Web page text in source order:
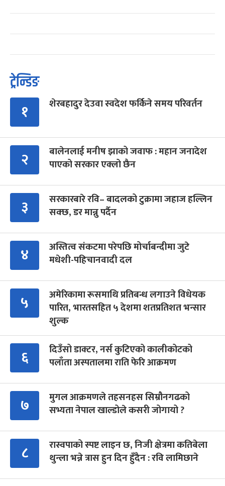
ट्रेन्डिङ
१ शेरबहादुर देउवा स्वदेश फर्किने समय परिवर्तन
२
बालेनलाई मनीष झाको जवाफ : महान जनादेश
पाएको सरकार एक्लो छैन
३
सरकारबारे रवि– बादलको टुक्रामा जहाज हल्लिन
सक्छ, डर मान्नु पर्दैन
४
अस्तित्व संकटमा परेपछि मोर्चाबन्दीमा जुटे
मधेशी-पहिचानवादी दल
५
अमेरिकामा रूसमाथि प्रतिबन्ध लगाउने विधेयक
पारित, भारतसहित ५ देशमा शतप्रतिशत भन्सार
शुल्क
६
दिउँसो डाक्टर, नर्स कुटिएको कालीकोटको
पलाँता अस्पतालमा राति फेरि आक्रमण
७
मुगल आक्रमणले तहसनहस सिम्रौनगढको
सभ्यता नेपाल खाल्डोले कसरी जोगायो ?
८
रास्वपाको स्पष्ट लाइन छ, निजी क्षेत्रमा कतिबेला
थुन्ला भन्ने त्रास हुन दिन हुँदैन : रवि लामिछाने